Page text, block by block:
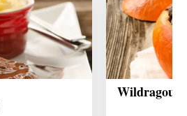
Wildragout-